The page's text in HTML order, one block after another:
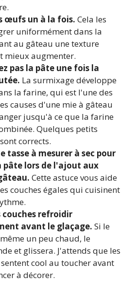
œufs un à la fois. Cela les
uniformément dans la
au gâteau une texture
mieux augmenter.
pas la pâte une fois la
La surmixage développe
la farine, qui est l'une des
causes d'une mie à gâteau
jusqu'à ce que la farine
Quelques petits
corrects.
tasse à mesurer à sec pour
pâte lors de l'ajout aux
Cette astuce vous aide
couches égales qui cuisinent
couches refroidir
avant le glaçage. Si le
un peu chaud, le
et glissera. J'attends que les
sentent cool au toucher avant
à décorer.